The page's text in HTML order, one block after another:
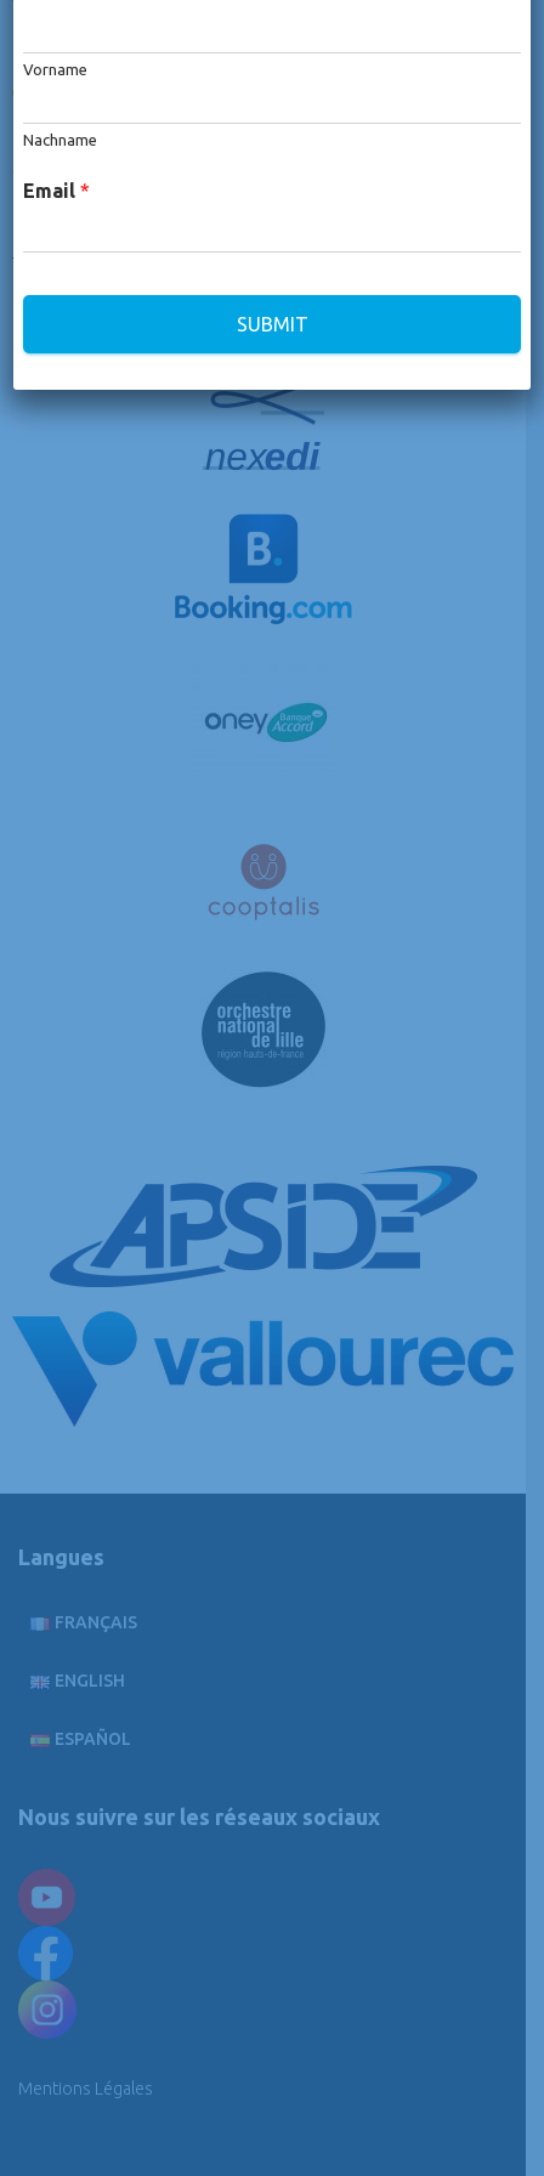
Eine Evaluation während des gesamten Trainings, um
Ihren Zeitplan.
Sie vertrauen uns
Langues
FRANÇAIS
ENGLISH
ESPAÑOL
Nous suivre sur les réseaux sociaux
Mentions Légales
Vorname
Nachname
Email*
SUBMIT